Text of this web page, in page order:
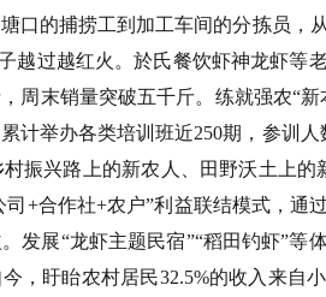
口的捕捞工到加工车间的分拣员，
越过越红火。於氏餐饮虾神龙虾等
周末销量突破五千斤。 练就强农“新
计举办各类培训班近250期，参训人
振兴路上的新农人、田野沃土上的
司 +合作社+农户”利益联结模式，通
发展“龙虾主题民宿”“稻田钓虾”等
，盱眙农村居民32.5%的收入来自小